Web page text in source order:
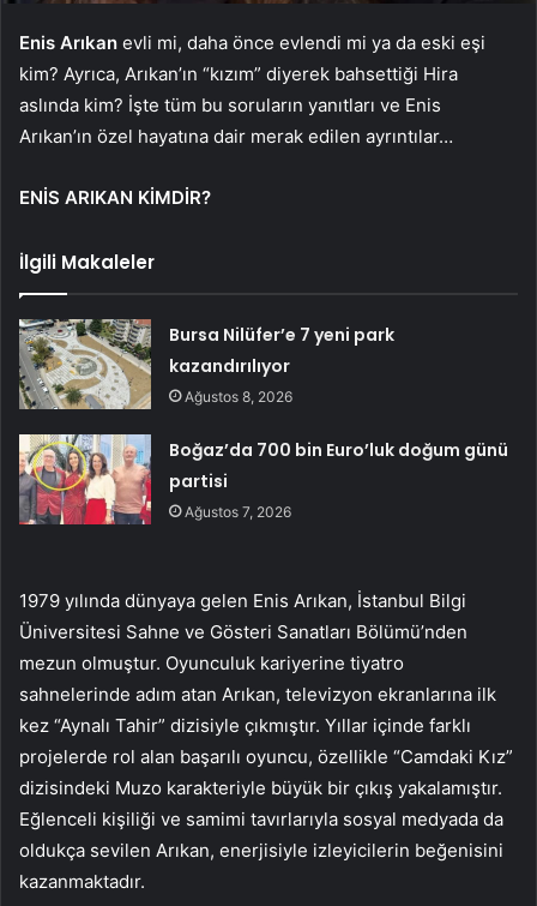
Enis Arıkan evli mi, daha önce evlendi mi ya da eski eşi
kim? Ayrıca, Arıkan’ın “kızım” diyerek bahsettiği Hira
aslında kim? İşte tüm bu soruların yanıtları ve Enis
Arıkan’ın özel hayatına dair merak edilen ayrıntılar…
ENİS ARIKAN KİMDİR?
İlgili Makaleler
Bursa Nilüfer’e 7 yeni park
kazandırılıyor
Ağustos 8, 2026
Boğaz’da 700 bin Euro’luk doğum günü
partisi
Ağustos 7, 2026
1979 yılında dünyaya gelen Enis Arıkan, İstanbul Bilgi
Üniversitesi Sahne ve Gösteri Sanatları Bölümü’nden
mezun olmuştur. Oyunculuk kariyerine tiyatro
sahnelerinde adım atan Arıkan, televizyon ekranlarına ilk
kez “Aynalı Tahir” dizisiyle çıkmıştır. Yıllar içinde farklı
projelerde rol alan başarılı oyuncu, özellikle “Camdaki Kız”
dizisindeki Muzo karakteriyle büyük bir çıkış yakalamıştır.
Eğlenceli kişiliği ve samimi tavırlarıyla sosyal medyada da
oldukça sevilen Arıkan, enerjisiyle izleyicilerin beğenisini
kazanmaktadır.